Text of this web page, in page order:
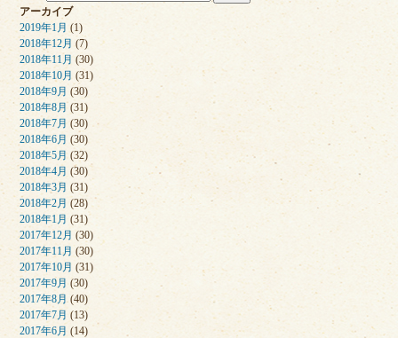
アーカイブ
2019年1月 (1)
2018年12月 (7)
2018年11月 (30)
2018年10月 (31)
2018年9月 (30)
2018年8月 (31)
2018年7月 (30)
2018年6月 (30)
2018年5月 (32)
2018年4月 (30)
2018年3月 (31)
2018年2月 (28)
2018年1月 (31)
2017年12月 (30)
2017年11月 (30)
2017年10月 (31)
2017年9月 (30)
2017年8月(40)
2017年7月 (13)
2017年6月 (14)